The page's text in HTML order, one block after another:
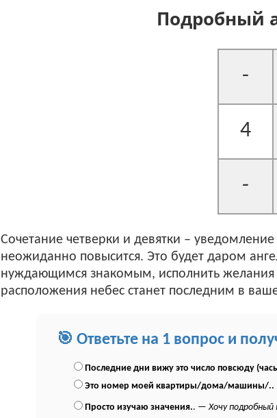
Подробный
-
4
-
Сочетание четверки и девятки –
неожиданно повысится. Это будет даром
нуждающимся знакомым, исполнить желания
расположения небес станет последним в
🎯 Ответьте на 1 вопрос и
Последние дни вижу это число повсюду
Это номер моей квартиры/дома/машины/..
Просто изучаю значения.. —Хочу подробный